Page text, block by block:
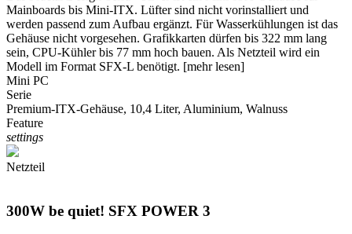
Mainboards bis Mini-ITX. Lüfter sind nicht vorinstalliert und
werden passend zum Aufbau ergänzt. Für Wasserkühlungen ist das
Gehäuse nicht vorgesehen. Grafikkarten dürfen bis 322 mm lang
sein, CPU-Kühler bis 77 mm hoch bauen. Als Netzteil wird ein
Modell im Format SFX-L benötigt. [mehr lesen]
Mini PC
Serie
Premium-ITX-Gehäuse, 10,4 Liter, Aluminium, Walnuss
Feature
settings
Netzteil
300W be quiet! SFX POWER 3